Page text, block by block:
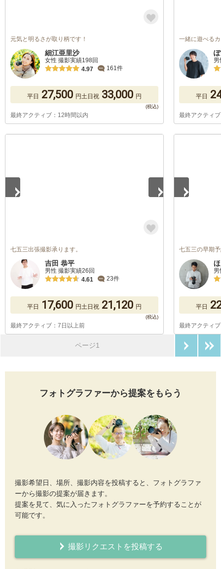
元気と明るさが取り柄です！
細江亜里沙
女性 撮影実績198回
4.97
161件
平日 27,500 円土日祝 33,000 円
最終アクティブ：12時間以内
一緒に遊べる
平日
最終アクティ
七五三出張撮影承ります。
吉田 恭平
男性 撮影実績26回
4.61
23件
平日 17,600 円土日祝 21,120 円
最終アクティブ：7日以上前
七五三の早期
平日
最終アクティ
ページ1
フォトグラファーから提案をもらう
撮影希望日、場所、撮影内容を投稿すると、フォトグラファ
ーから撮影の提案が届きます。
提案を見て、気に入ったフォトグラファーを予約することが
可能です。
撮影リクエストを投稿する